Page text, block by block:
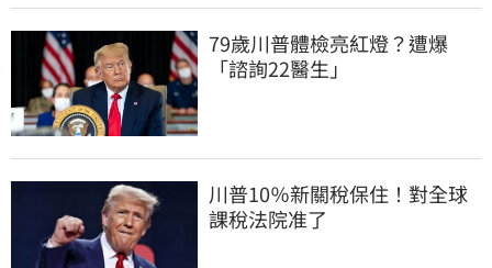
79歲川普體檢亮紅燈？遭爆
「諮詢22醫生」
川普10％新關稅保住！對全球
課稅法院准了